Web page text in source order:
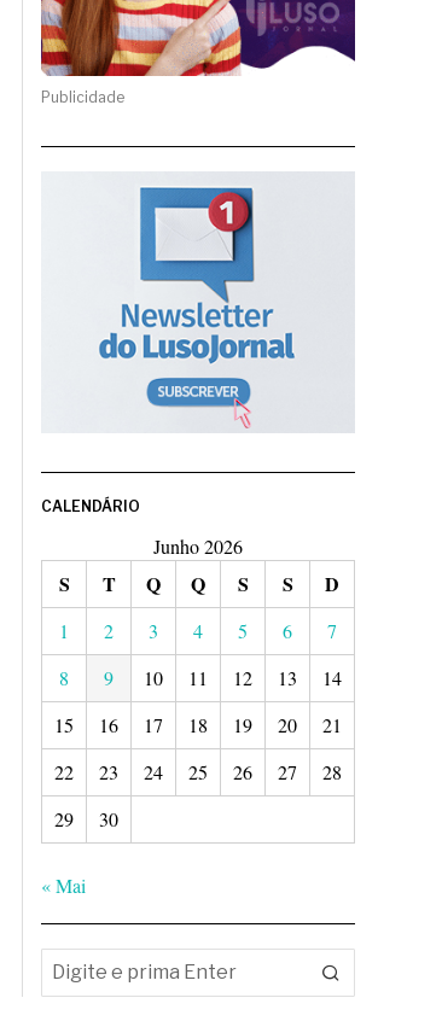
Publicidade
CALENDÁRIO
Junho 2026
S T Q Q S S D
1 2 3 4 5 6
7
8
9 10 11 12 13
14
15
16 17 18 19 20
21
22
23 24 25 26 27
28
29
30
« Mai